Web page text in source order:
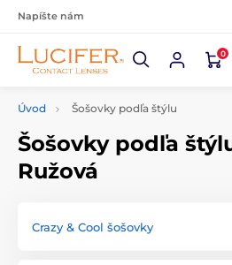
Napíšte nám
0
Úvod Šošovky podľa štýlu
Šošovky podľa
Ružová
Crazy & Cool šošovky